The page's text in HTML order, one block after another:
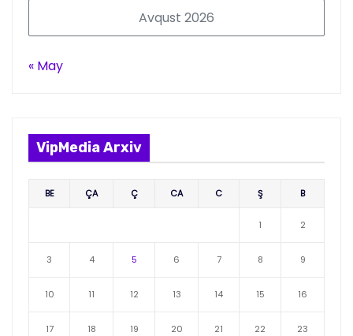
Avqust 2026
« May
VipMedia Arxiv
BE ÇA Ç CA C Ş B
1 2
3 4 5 6 7 8 9
10 11 12 13 14 15 16
17 18 19 20 21 22 23